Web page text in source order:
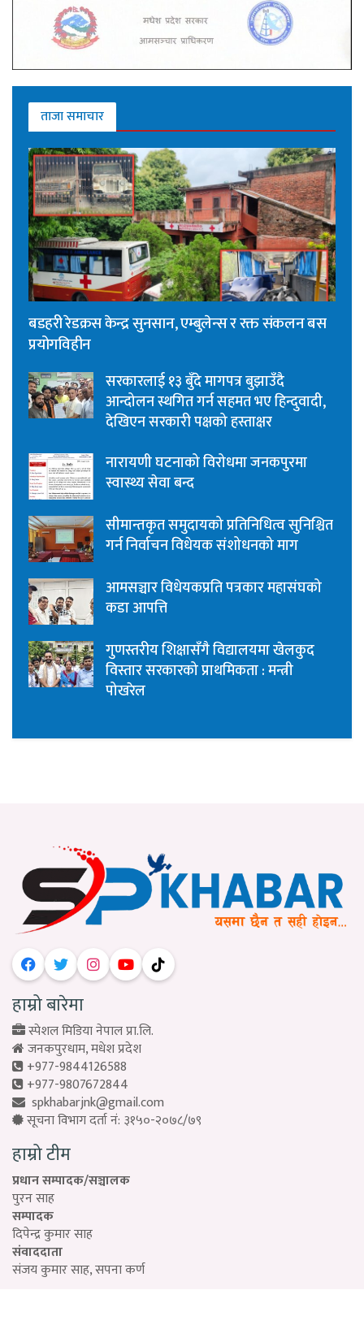
ताजा समाचार
बडहरी रेडक्रस केन्द्र सुनसान, एम्बुलेन्स र रक्त संकलन बस
प्रयोगविहीन
सरकारलाई १३ बुँदे मागपत्र बुझाउँदै
आन्दोलन स्थगित गर्न सहमत भए हिन्दुवादी,
देखिएन सरकारी पक्षको हस्ताक्षर
नारायणी घटनाको विरोधमा जनकपुरमा
स्वास्थ्य सेवा बन्द
सीमान्तकृत समुदायको प्रतिनिधित्व सुनिश्चित
गर्न निर्वाचन विधेयक संशोधनको माग
आमसञ्चार विधेयकप्रति पत्रकार महासंघको
कडा आपत्ति
गुणस्तरीय शिक्षासँगै विद्यालयमा खेलकुद
विस्तार सरकारको प्राथमिकता : मन्त्री
पोखरेल
हाम्रो बारेमा
स्पेशल मिडिया नेपाल प्रा.लि.
जनकपुरधाम, मधेश प्रदेश
+977-9844126588
+977-9807672844
spkhabarjnk@gmail.com
सूचना विभाग दर्ता नं: ३१५०-२०७८/७९
हाम्रो टीम
प्रधान सम्पादक/सञ्चालक
पुरन साह
सम्पादक
दिपेन्द्र कुमार साह
संवाददाता
संजय कुमार साह, सपना कर्ण